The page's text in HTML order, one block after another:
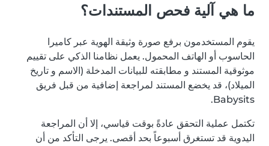
ما هي آلية فحص المستندات؟
يقوم المستخدمون برفع صورة وثيقة الهوية عبر كاميرا
الحاسوب أو الهاتف المحمول. يعمل نظامنا الذكي على تقييم
موثوقية المستند و مطابقته للبيانات المدخلة (الاسم و تاريخ
الميلاد)، قد يخضع المستند لمراجعة إضافية من قبل فريق
Babysits.
تكتمل عملية التحقق عادةً بوقت قياسي، إلا أن المراجعة
اليدوية قد تستغرق أسبوعاً بحد أقصى. يرجى التأكد من أن